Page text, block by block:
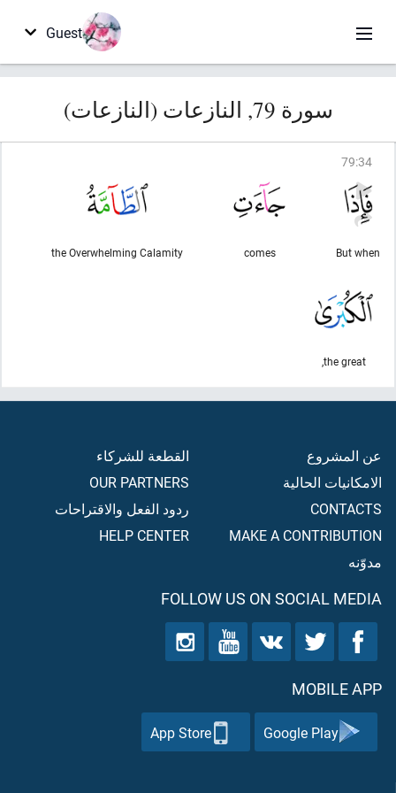
Guest
سورة 79, النازعات (النازعات)
79:34
But when
comes
the Overwhelming Calamity
the great,
عن المشروع
الامكانيات الحالية
CONTACTS
MAKE A CONTRIBUTION
مدوّنه
القطعة للشركاء
OUR PARTNERS
ردود الفعل والاقتراحات
HELP CENTER
FOLLOW US ON SOCIAL MEDIA
MOBILE APP
Google Play
App Store